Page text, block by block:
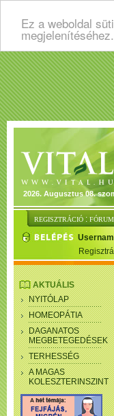
Ez a weboldal
2026. Augusztus 08.
REGISZTRÁCIÓ : FÓRUM
AKTUÁLIS
NYITÓLAP
HOMEOPÁTIA
DAGANATOS
MEGBETEGEDÉSEK
TERHESSÉG
A MAGAS
KOLESZTERINSZINT